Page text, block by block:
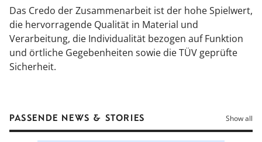
Das Credo der Zusammenarbeit ist der hohe Spielwert,
die hervorragende Qualität in Material und
Verarbeitung, die Individualität bezogen auf Funktion
und örtliche Gegebenheiten sowie die TÜV geprüfte
Sicherheit.
PASSENDE NEWS & STORIES Show all